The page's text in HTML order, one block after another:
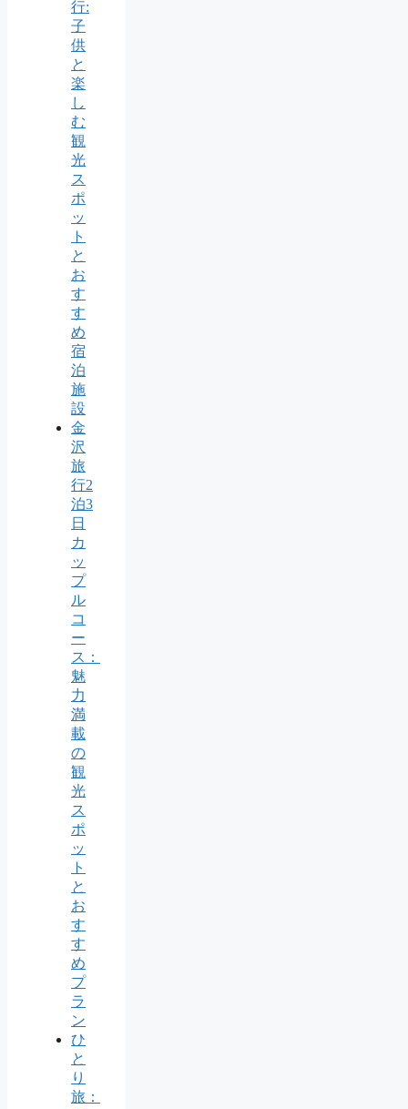
行:
子
供
と
楽
し
む
観
光
ス
ポ
ッ
ト
と
お
す
す
め
宿
泊
施
設
金
沢
旅
行2
泊3
日
カ
ッ
プ
ル
コ
ー
ス：
魅
力
満
載
の
観
光
ス
ポ
ッ
ト
と
お
す
す
め
プ
ラ
ン
ひ
と
り
旅：